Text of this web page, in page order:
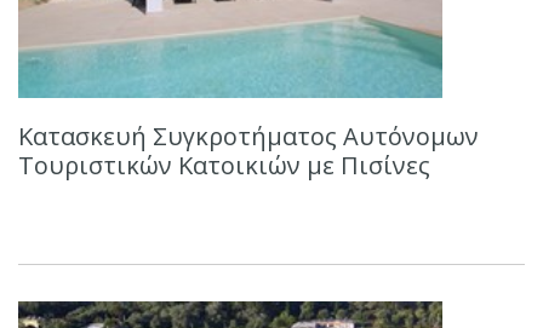
Κατασκευή Συγκροτήματος Αυτόνομων
Τουριστικών Κατοικιών με Πισίνες